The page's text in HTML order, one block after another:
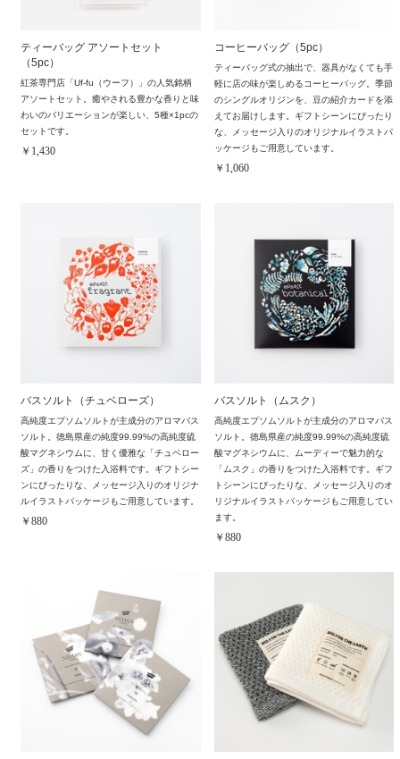
ティーバッグ アソートセット
（5pc）
紅茶専門店「Uf-fu（ウーフ）」の人気銘柄
アソートセット。癒やされる豊かな香りと味
わいのバリエーションが楽しい、5種×1pcの
セットです。
￥1,430
コーヒーバッグ（5pc）
ティーバッグ式の抽出で、器具がなくても手
軽に店の味が楽しめるコーヒーバッグ。季節
のシングルオリジンを、豆の紹介カードを添
えてお届けします。ギフトシーンにぴったり
な、メッセージ入りのオリジナルイラストパ
ッケージもご用意しています。
￥1,060
バスソルト（チュベローズ）
高純度エプソムソルトが主成分のアロマバス
ソルト。徳島県産の純度99.99%の高純度硫
酸マグネシウムに、甘く優雅な「チュベロー
ズ」の香りをつけた入浴料です。ギフトシー
ンにぴったりな、メッセージ入りのオリジナ
ルイラストパッケージもご用意しています。
￥880
バスソルト（ムスク）
高純度エプソムソルトが主成分のアロマバス
ソルト。徳島県産の純度99.99%の高純度硫
酸マグネシウムに、ムーディーで魅力的な
「ムスク」の香りをつけた入浴料です。ギフ
トシーンにぴったりな、メッセージ入りのオ
リジナルイラストパッケージもご用意してい
ます。
￥880